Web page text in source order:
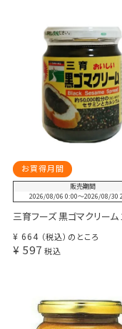
お買得月間
販売期間
2026/08/06 0:00〜2026/08/30
三育フーズ 黒ゴマクリーム
¥ 664 （税込）のところ
¥ 597 税込